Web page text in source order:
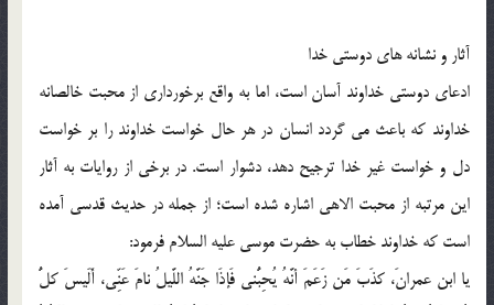
آثار و نشانه های دوستی خدا
ادعای دوستی خداوند آسان است، اما به واقع برخورداری از محبت خالصانه
خداوند که باعث می گردد انسان در هر حال خواست خداوند را بر خواست
دل و خواست غیر خدا ترجیح دهد، دشوار است. در برخی از روایات به آثار
این مرتبه از محبت الاهی اشاره شده است؛ از جمله در حدیث قدسی آمده
است که خداوند خطاب به حضرت موسی علیه السلام فرمود:
یا ابن عمرانَ، کذَبَ مَن زَعَمَ أنَّهُ یُحِبُّنی فَإذَا جَنَّهُ اللَّیلُ نامَ عَنِّی، أَلَیسَ کلُّ